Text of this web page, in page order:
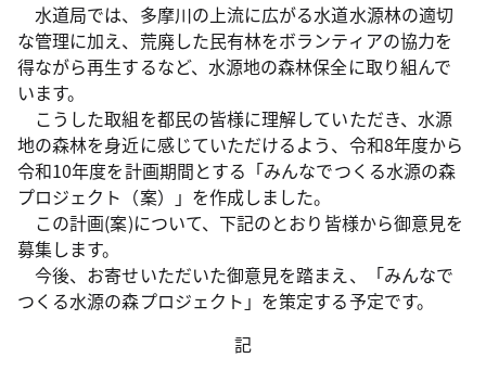
水道局では、多摩川の上流に広がる水道水源林の適切
な管理に加え、荒廃した民有林をボランティアの協力を
得ながら再生するなど、水源地の森林保全に取り組んで
います。
こうした取組を都民の皆様に理解していただき、水源
地の森林を身近に感じていただけるよう、令和8年度から
令和10年度を計画期間とする「みんなでつくる水源の森
プロジェクト（案）」を作成しました。
この計画(案)について、下記のとおり皆様から御意見を
募集します。
今後、お寄せいただいた御意見を踏まえ、「みんなで
つくる水源の森プロジェクト」を策定する予定です。
記